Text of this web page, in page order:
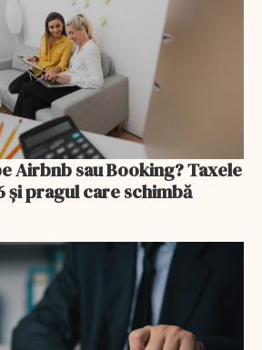
Airbnb sau Booking? Taxele
și pragul care schimbă